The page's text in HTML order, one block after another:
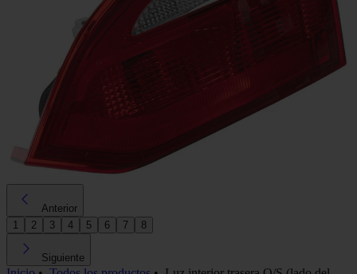
Anterior
1
2 3 4 5 6 7 8
Siguiente